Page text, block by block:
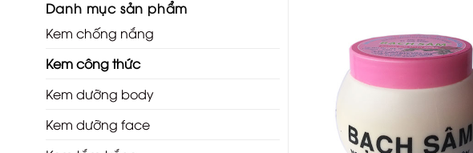
Danh mục sản phẩm
Kem chống nắng
Kem công thức
Kem dưỡng body
Kem dưỡng face